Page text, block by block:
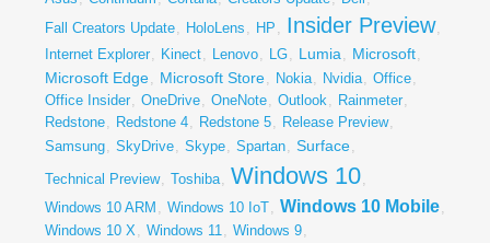
Fall Creators Update, HoloLens , HP , Insider Preview,
Internet Explorer, Kinect, Lenovo, LG, Lumia , Microsoft,
Microsoft Edge, Microsoft Store, Nokia, Nvidia, Office,
Office Insider, OneDrive, OneNote, Outlook, Rainmeter,
Redstone, Redstone 4, Redstone 5, Release Preview,
Samsung, SkyDrive, Skype, Spartan, Surface,
Technical Preview, Toshiba, Windows 10,
Windows 10 ARM , Windows 10 IoT, Windows 10 Mobile,
Windows 10 X, Windows 11, Windows 9,